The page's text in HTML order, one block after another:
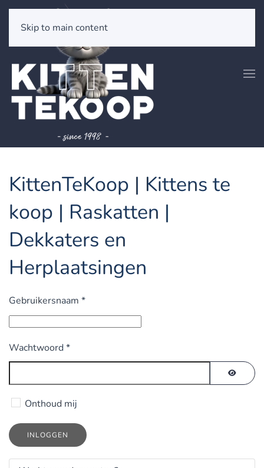
Skip to main content
KittenTeKoop | Kittens te
koop | Raskatten |
Dekkaters en
Herplaatsingen
Gebruikersnaam *
Wachtwoord *
Onthoud mij
INLOGGEN